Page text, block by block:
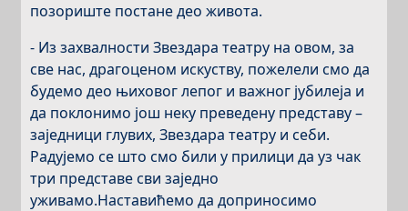
позориште постане део живота.
- Из захвалности Звездара театру на овом, за
све нас, драгоценом искуству, пожелели смо да
будемо део њиховог лепог и важног јубилеја и
да поклонимо још неку преведену представу –
заједници глувих, Звездара театру и себи.
Радујемо се штосмо били у прилици да уз чак
три представесви заједно
уживамо.Наставићемода доприносимо